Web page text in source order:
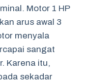
Motor 1 HP
arus awal 3
menyala
sangat
Karena itu,
sekadar